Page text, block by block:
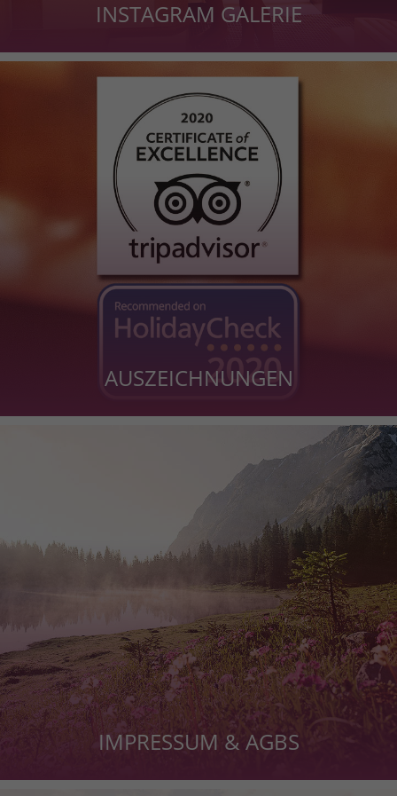
INSTAGRAM GALERIE
AUSZEICHNUNGEN
IMPRESSUM & AGBS